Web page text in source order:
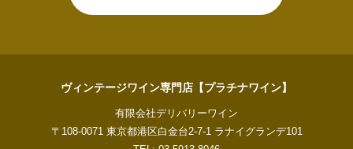
ヴィンテージワイン専門店【プラチナワイン】
有限会社デリバリーワイン
〒108-0071 東京都港区白金台2-7-1 ラナイグランデ101